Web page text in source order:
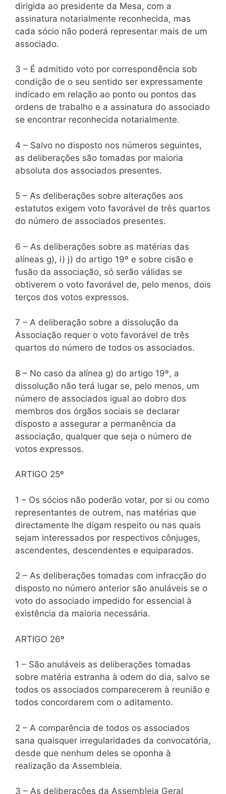
dirigida ao presidente da Mesa, com a
assinatura notarialmente reconhecida, mas
cada sócio não poderá representar mais de um
associado.
3 – É admitido voto por correspondência sob
condição de o seu sentido ser expressamente
indicado em relação ao ponto ou pontos das
ordens de trabalho e a assinatura do associado
se encontrar reconhecida notarialmente.
4 – Salvo no disposto nos números seguintes,
as deliberações são tomadas por maioria
absoluta dos associados presentes.
5 – As deliberações sobre alterações aos
estatutos exigem voto favorável de três quartos
do número de associados presentes.
6 – As deliberações sobre as matérias das
alíneas g), i) j) do artigo 19º e sobre cisão e
fusão da associação, só serão válidas se
obtiverem o voto favorável de, pelo menos, dois
terços dos votos expressos.
7 – A deliberação sobre a dissolução da
Associação requer o voto favorável de três
quartos do número de todos os associados.
8 – No caso da alínea g) do artigo 19º, a
dissolução não terá lugar se, pelo menos, um
número de associados igual ao dobro dos
membros dos órgãos sociais se declarar
disposto a assegurar a permanência da
associação, qualquer que seja o número de
votos expressos.
ARTIGO 25º
1 – Os sócios não poderão votar, por si ou como
representantes de outrem, nas matérias que
directamente lhe digam respeito ou nas quais
sejam interessados por respectivos cônjuges,
ascendentes, descendentes e equiparados.
2 – As deliberações tomadas com infracção do
disposto no número anterior são anuláveis se o
voto do associado impedido for essencial à
existência da maioria necessária.
ARTIGO 26º
1 – São anuláveis as deliberações tomadas
sobre matéria estranha à odem do dia, salvo se
todos os associados comparecerem à reunião e
todos concordarem com o aditamento.
2 – A comparência de todos os associados
sana quaisquer irregularidades da convocatória,
desde que nenhum deles se oponha à
realização da Assembleia.
3 – As deliberações da Assembleia Geral